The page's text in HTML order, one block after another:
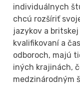
individuálnych
chcú rozšíriť
jazykov a
kvalifikovaní a
odboroch, majú
iných krajinách,
medzinárodným